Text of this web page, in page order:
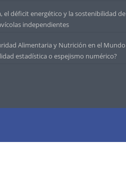
el déficit energético y la sostenibilidad de
independientes
Alimentaria y Nutrición en el Mundo
estadística o espejismo numérico?